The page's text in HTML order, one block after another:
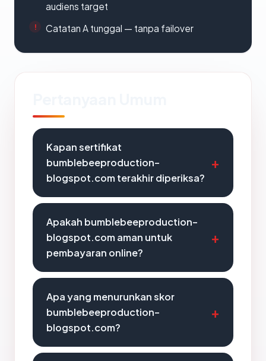
audiens target
Catatan A tunggal — tanpa failover
Kapan sertifikat
bumblebeeproduction-
blogspot.com terakhir diperiksa?
Apakah bumblebeeproduction-
blogspot.com aman untuk
pembayaran online?
Apa yang menurunkan skor
bumblebeeproduction-
blogspot.com?